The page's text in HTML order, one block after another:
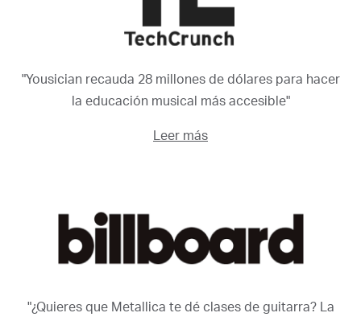
"Yousician recauda 28 millones de dólares para hacer
la educación musical más accesible"
Leer más
"¿Quieres que Metallica te dé clases de guitarra? La